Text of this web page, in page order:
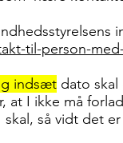
til-person-
indsæt dato
at I ikke må
så vidt det